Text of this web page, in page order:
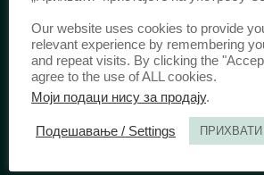
ИЗДАВАЧ /
Правни факултет
Булевар краља Александра 67
Our website uses cookies to provide
relevant experience by remembering
and repeat visits. By clicking the
agree to the use of ALL cookies.
Моји подаци нису за продају.
Подешавање / Settings ПРИХВАТИ